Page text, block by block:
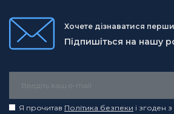
Хочете дізнаватися
Підпишіться на нашу
Я прочитав Політика безпеки і згоден